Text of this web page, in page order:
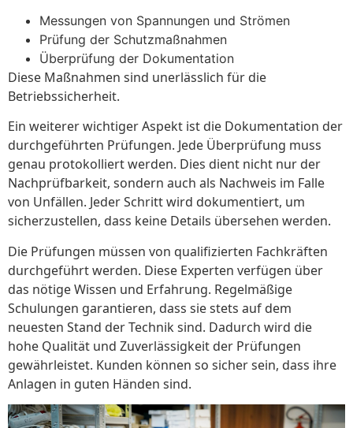
Messungen von Spannungen und Strömen
Prüfung der Schutzmaßnahmen
Überprüfung der Dokumentation
Diese Maßnahmen sind unerlässlich für die
Betriebssicherheit.
Ein weiterer wichtiger Aspekt ist die Dokumentation der
durchgeführten Prüfungen. Jede Überprüfung muss
genau protokolliert werden. Dies dient nicht nur der
Nachprüfbarkeit, sondern auch als Nachweis im Falle
von Unfällen. Jeder Schritt wird dokumentiert, um
sicherzustellen, dass keine Details übersehen werden.
Die Prüfungen müssen von qualifizierten Fachkräften
durchgeführt werden. Diese Experten verfügen über
das nötige Wissen und Erfahrung. Regelmäßige
Schulungen garantieren, dass sie stets auf dem
neuesten Stand der Technik sind. Dadurch wird die
hohe Qualität und Zuverlässigkeit der Prüfungen
gewährleistet. Kunden können so sicher sein, dass ihre
Anlagen in guten Händen sind.